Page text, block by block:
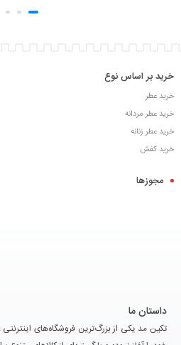
خرید بر اساس نوع
خرید عطر
خرید عطر مردانه
خرید عطر زنانه
خرید کفش
مجوزها
داستان ما